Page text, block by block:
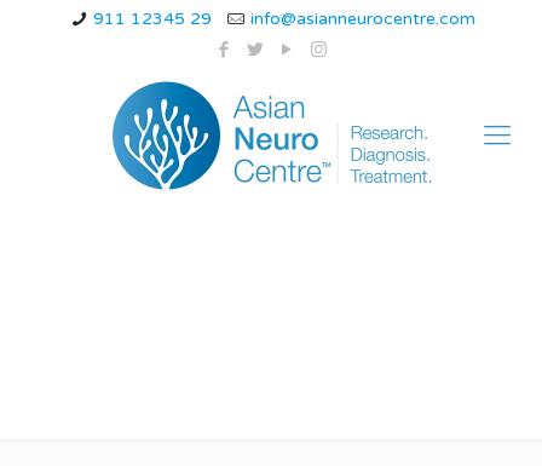
911 12345 29 info@asianneurocentre.com